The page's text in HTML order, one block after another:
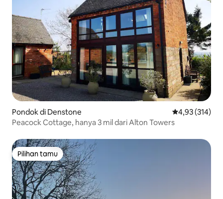
Pondok di Denstone Nilai rata-rata
4,93 (314)
Peacock Cottage, hanya 3 mil dari Alton Towers
Pilihan tamu
Pilihan tamu